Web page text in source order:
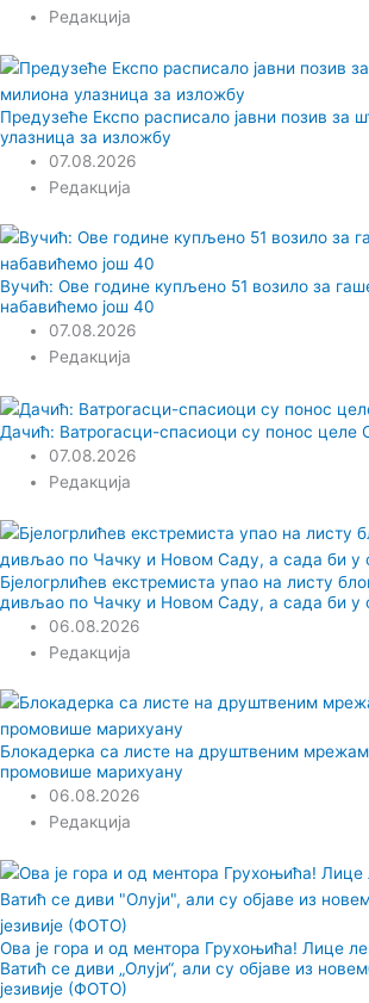
Редакција
Предузеће Експо расписало јавни позив за
улазница за изложбу
07.08.2026
Редакција
Вучић: Ове године купљено 51 возило за
набавићемо још 40
07.08.2026
Редакција
Дачић: Ватрогасци-спасиоци су понос целе
07.08.2026
Редакција
Бјелогрлићев екстремиста упао на листу
дивљао по Чачку и Новом Саду, а сада би
06.08.2026
Редакција
Блокадерка са листе на друштвеним
промовише марихуану
06.08.2026
Редакција
Ова је гора и од ментора Грухоњића! Лице
Ватић се диви „Олуји“, али су објаве из
језивије (ФОТО)